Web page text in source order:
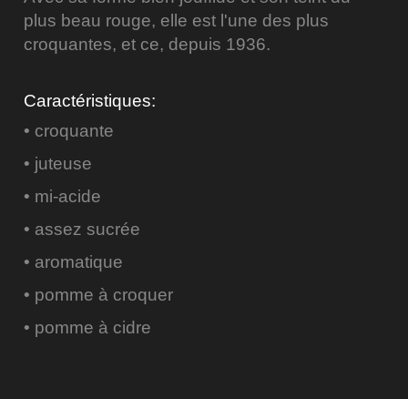
plus beau rouge, elle est l'une des plus
croquantes, et ce, depuis 1936.
Caractéristiques:
• croquante
• juteuse
• mi-acide
• assez sucrée
• aromatique
• pomme à croquer
• pomme à cidre